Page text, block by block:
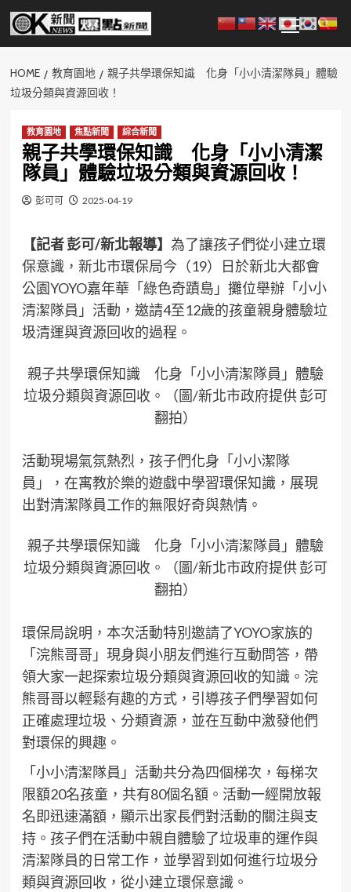
Skip
content
Menu
HOME 教育園地
親子共學環保知識 化身「小小清潔隊員」體驗
垃圾分類與資源回收！
教育園地 焦點新聞 綜合新聞
親子共學環保知識 化身「小小清潔
隊員」體驗垃圾分類與資源回收！
彭可可 2025-04-19
【記者 彭可/新北報導】 為了讓孩子們從小建立環
保意識，新北市環保局今（19）日於新北大都會
公園YOYO嘉年華「綠色奇蹟島」攤位舉辦「小小
清潔隊員」活動，邀請4至12歲的孩童親身體驗垃
圾清運與資源回收的過程。
親子共學環保知識 化身「小小清潔隊員」體驗
垃圾分類與資源回收。（圖/新北市政府提供 彭可
翻拍）
活動現場氣氛熱烈，孩子們化身「小小潔隊
員」，在寓教於樂的遊戲中學習環保知識，展現
出對清潔隊員工作的無限好奇與熱情。
親子共學環保知識 化身「小小清潔隊員」體驗
垃圾分類與資源回收。（圖/新北市政府提供 彭可
翻拍）
環保局說明，本次活動特別邀請了YOYO家族的
「浣熊哥哥」現身與小朋友們進行互動問答，帶
領大家一起探索垃圾分類與資源回收的知識。浣
熊哥哥以輕鬆有趣的方式，引導孩子們學習如何
正確處理垃圾、分類資源，並在互動中激發他們
對環保的興趣。
「小小清潔隊員」活動共分為四個梯次，每梯次
限額20名孩童，共有80個名額。活動一經開放報
名即迅速滿額，顯示出家長們對活動的關注與支
持。孩子們在活動中親自體驗了垃圾車的運作與
清潔隊員的日常工作，並學習到如何進行垃圾分
類與資源回收，從小建立環保意識。